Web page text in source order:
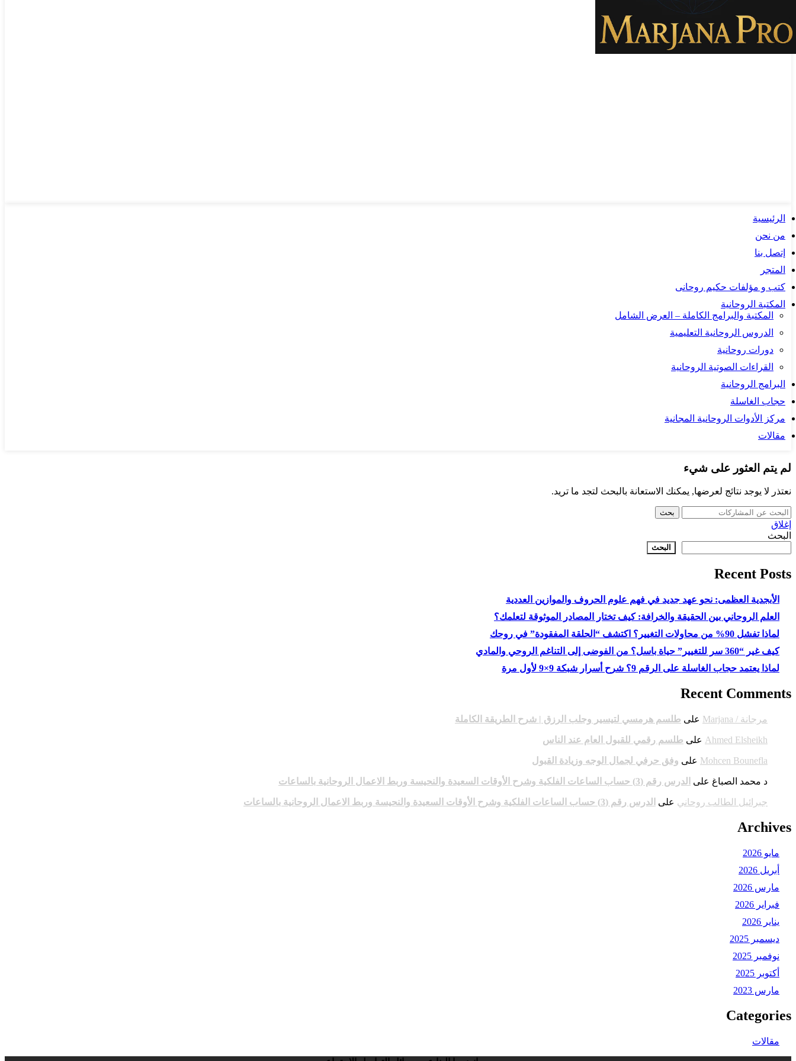
الرئيسية
من نحن
إتصل بنا
المتجر
كتب و مؤلفات حكيم روحانى
المكتبة الروحانية
المكتبة والبرامج الكاملة – العرض الشامل
الدروس الروحانية التعليمية
دورات روحانية
القراءات الصوتية الروحانية
البرامج الروحانية
حجاب الغاسلة
مركز الأدوات الروحانية المجانية
مقالات
لم يتم العثور على شيء
نعتذر لا يوجد نتائج لعرضها, يمكنك الاستعانة بالبحث لتجد ما تريد.
بحث
إغلاق
البحث
البحث
Recent Posts
الأبجدية العظمى: نحو عهد جديد في فهم علوم الحروف والموازين العددية
العلم الروحاني بين الحقيقة والخرافة: كيف تختار المصادر الموثوقة لتعلمك؟
لماذا تفشل 90% من محاولات التغيير؟ اكتشف “الحلقة المفقودة” في روحك
كيف غير “360 سر للتغيير” حياة باسل؟ من الفوضى إلى التناغم الروحي والمادي
لماذا يعتمد حجاب الغاسلة على الرقم 9؟ شرح أسرار شبكة 9×9 لأول مرة
Recent Comments
مرجانة / Marjana على طلسم هرمسي لتيسير وجلب الرزق | شرح الطريقة الكاملة
Ahmed Elsheikh على طلسم رقمي للقبول العام عند الناس
Mohcen Bounefla على وفق حرفي لجمال الوجه وزيادة القبول
د محمد الصباغ على الدرس رقم (3) حساب الساعات الفلكية وشرح الأوقات السعيدة والنحيسة وربط الاعمال الروحانية بالساعات
جبرائيل الطالب روحاني على الدرس رقم (3) حساب الساعات الفلكية وشرح الأوقات السعيدة والنحيسة وربط الاعمال الروحانية بالساعات
Archives
مايو 2026
أبريل 2026
مارس 2026
فبراير 2026
يناير 2026
ديسمبر 2025
نوفمبر 2025
أكتوبر 2025
مارس 2023
Categories
مقالات